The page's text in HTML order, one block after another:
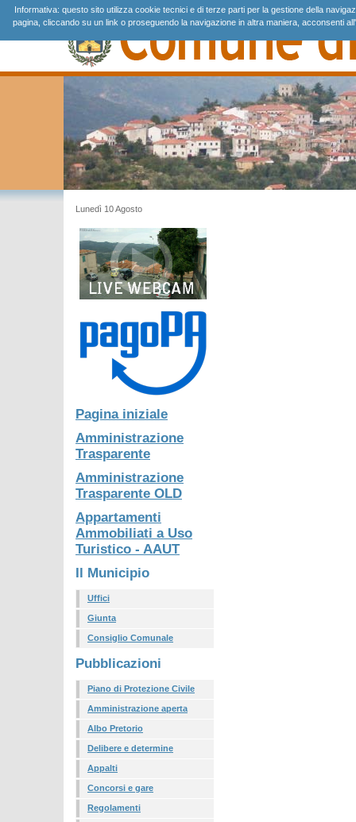
Lunedì 10 Agosto
Pagina iniziale
Amministrazione
Trasparente
Amministrazione
Trasparente OLD
Appartamenti
Ammobiliati a Uso
Turistico - AAUT
Il Municipio
Uffici
Giunta
Consiglio Comunale
Pubblicazioni
Piano di Protezione Civile
Amministrazione aperta
Albo Pretorio
Delibere e determine
Appalti
Concorsi e gare
Regolamenti
Informativa: questo sito utilizza cookie tecnici e di terze parti per la gestione della
pagina, cliccando su un link o proseguendo la navigazione in altra maniera, acconsenti